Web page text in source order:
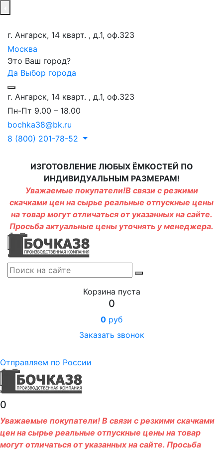
г. Ангарск, 14 кварт. , д.1, оф.323
Москва
Это Ваш город?
Да Выбор города
г. Ангарск, 14 кварт. , д.1, оф.323
Пн-Пт 9.00 – 18.00
bochka38@bk.ru
8 (800) 201-78-52
ИЗГОТОВЛЕНИЕ ЛЮБЫХ ЁМКОСТЕЙ ПО
ИНДИВИДУАЛЬНЫМ РАЗМЕРАМ!
Уважаемые покупатели!В связи с резкими
скачками цен на сырье реальные отпускные цены
на товар могут отличаться от указанных на сайте.
Просьба актуальные цены уточнять у менеджера.
Корзина пуста
0
0 руб
Заказать звонок
Отправляем по России
0
Уважаемые покупатели! В связи с резкими скачками
цен на сырье реальные отпускные цены на товар
могут отличаться от указанных на сайте. Просьба